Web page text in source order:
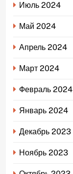
Июль 2024
Май 2024
Апрель 2024
Март 2024
Февраль 2024
Январь 2024
Декабрь 2023
Ноябрь 2023